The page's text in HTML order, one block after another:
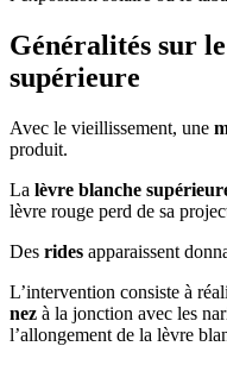
Généralités sur
supérieure
Avec le vieillissement, une
produit.
La lèvre blanche
lèvre rouge perd de sa
Des rides apparaissent
L’intervention consiste à
nez à la jonction avec les
l’allongement de la lèvre